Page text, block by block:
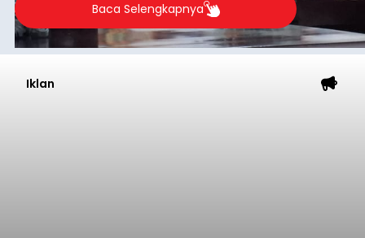
Baca Selengkapnya
Iklan